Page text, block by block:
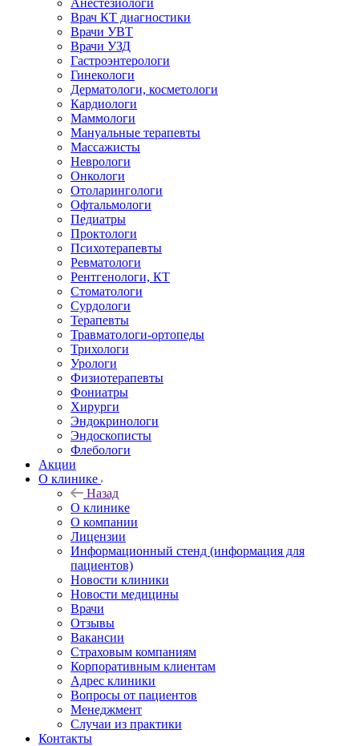
Анестезиологи
Врач КТ диагностики
Врачи УВТ
Врачи УЗД
Гастроэнтерологи
Гинекологи
Дерматологи, косметологи
Кардиологи
Маммологи
Мануальные терапевты
Массажисты
Неврологи
Онкологи
Отоларингологи
Офтальмологи
Педиатры
Проктологи
Психотерапевты
Ревматологи
Рентгенологи, КТ
Стоматологи
Сурдологи
Терапевты
Травматологи-ортопеды
Трихологи
Урологи
Физиотерапевты
Фониатры
Хирурги
Эндокринологи
Эндоскописты
Флебологи
Акции
О клинике
Назад
О клинике
О компании
Лицензии
Информационный стенд (информация для
пациентов)
Новости клиники
Новости медицины
Врачи
Отзывы
Вакансии
Страховым компаниям
Корпоративным клиентам
Адрес клиники
Вопросы от пациентов
Менеджмент
Случаи из практики
Контакты